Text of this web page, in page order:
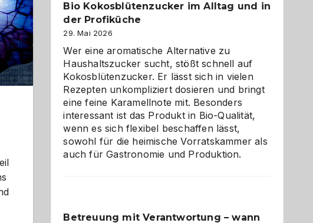
Gefahr
für
Hunde
im
eigenen
Zuhause
Bio Kokosblütenzucker im Alltag und in
der Profiküche
29. Mai 2026
Wer eine aromatische Alternative zu
Haushaltszucker sucht, stößt schnell auf
Kokosblütenzucker. Er lässt sich in vielen
Rezepten unkompliziert dosieren und bringt
eine feine Karamellnote mit. Besonders
interessant ist das Produkt in Bio-Qualität,
wenn es sich flexibel beschaffen lässt,
sowohl für die heimische Vorratskammer als
auch für Gastronomie und Produktion.
Betreuung mit Verantwortung – wann